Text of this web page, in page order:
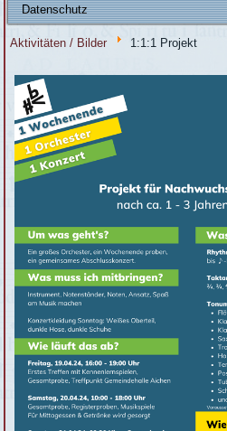
Datenschutz
Aktivitäten / Bilder 1:1:1 Projekt